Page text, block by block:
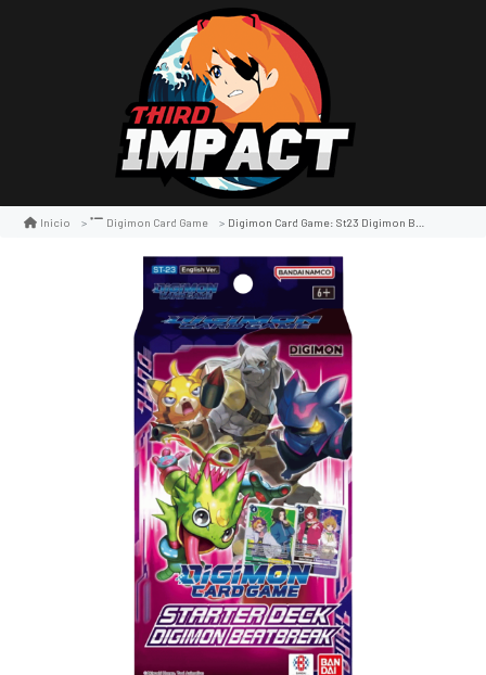
Inicio Digimon Card Game Digimon Card Game: St23 Digimon Beatbreak Starter Deck